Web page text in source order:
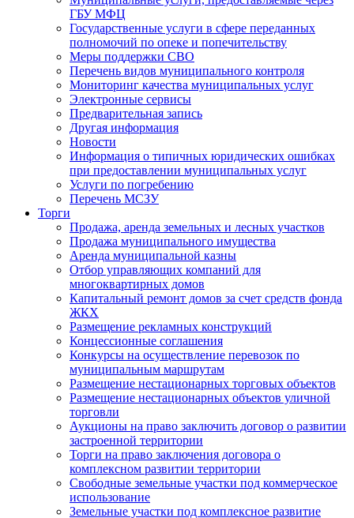
ГБУ МФЦ
Государственные услуги в сфере переданных
полномочий по опеке и попечительству
Меры поддержки СВО
Перечень видов муниципального контроля
Мониторинг качества муниципальных услуг
Электронные сервисы
Предварительная запись
Другая информация
Новости
Информация о типичных юридических ошибках
при предоставлении муниципальных услуг
Услуги по погребению
Перечень МСЗУ
Торги
Продажа, аренда земельных и лесных участков
Продажа муниципального имущества
Аренда муниципальной казны
Отбор управляющих компаний для
многоквартирных домов
Капитальный ремонт домов за счет средств фонда
ЖКХ
Размещение рекламных конструкций
Концессионные соглашения
Конкурсы на осуществление перевозок по
муниципальным маршрутам
Размещение нестационарных торговых объектов
Размещение нестационарных объектов уличной
торговли
Аукционы на право заключить договор о развитии
застроенной территории
Торги на право заключения договора о
комплексном развитии территории
Свободные земельные участки под коммерческое
использование
Земельные участки под комплексное развитие